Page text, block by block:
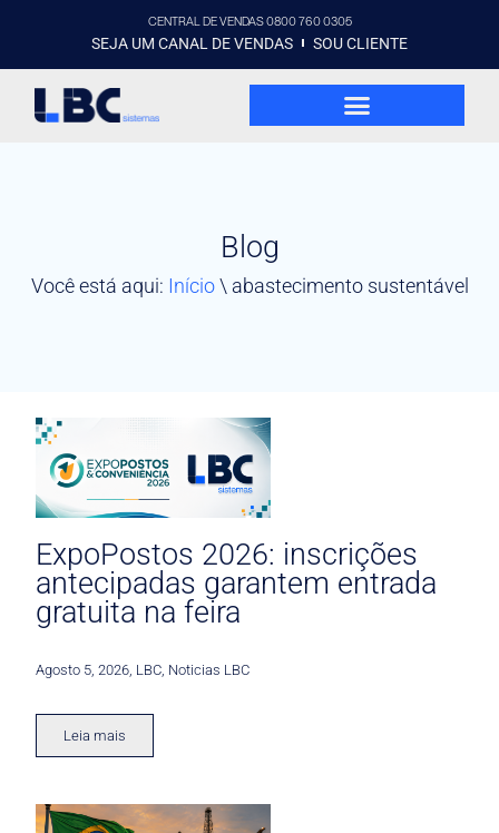
CENTRAL DE VENDAS 0800 760 0305
SEJA UM CANAL DE VENDAS SOU CLIENTE
Blog
Você está aqui: Início\ abastecimento sustentável
ExpoPostos 2026: inscrições
antecipadas garantem entrada
gratuita na feira
Agosto 5, 2026 LBC Noticias LBC
Leia mais